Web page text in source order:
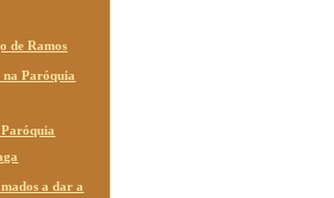
de Ramos
na Paróquia
a dar a